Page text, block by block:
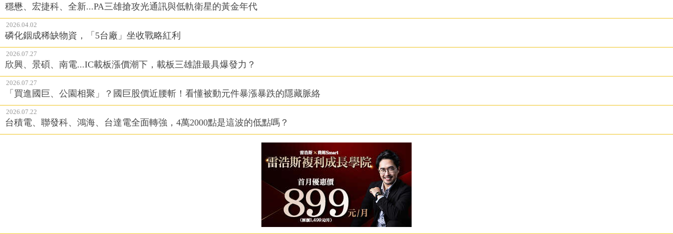
穩懋、宏捷科、全新...PA三雄搶攻光通訊與低軌衛星的黃金年代
2026.04.02
磷化銦成稀缺物資，「5台廠」坐收戰略紅利
2026.07.27
欣興、景碩、南電...IC載板漲價潮下，載板三雄誰最具爆發力？
2026.07.27
「買進國巨、公園相聚」？國巨股價近腰斬！看懂被動元件暴漲暴跌的隱藏脈絡
2026.07.22
台積電、聯發科、鴻海、台達電全面轉強，4萬2000點是這波的低點嗎？